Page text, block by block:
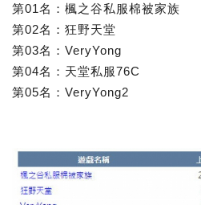
第01名：楓之谷私服棉被家族
第02名：狂野天堂
第03名：VeryYong
第04名：天堂私服76C
第05名：VeryYong2